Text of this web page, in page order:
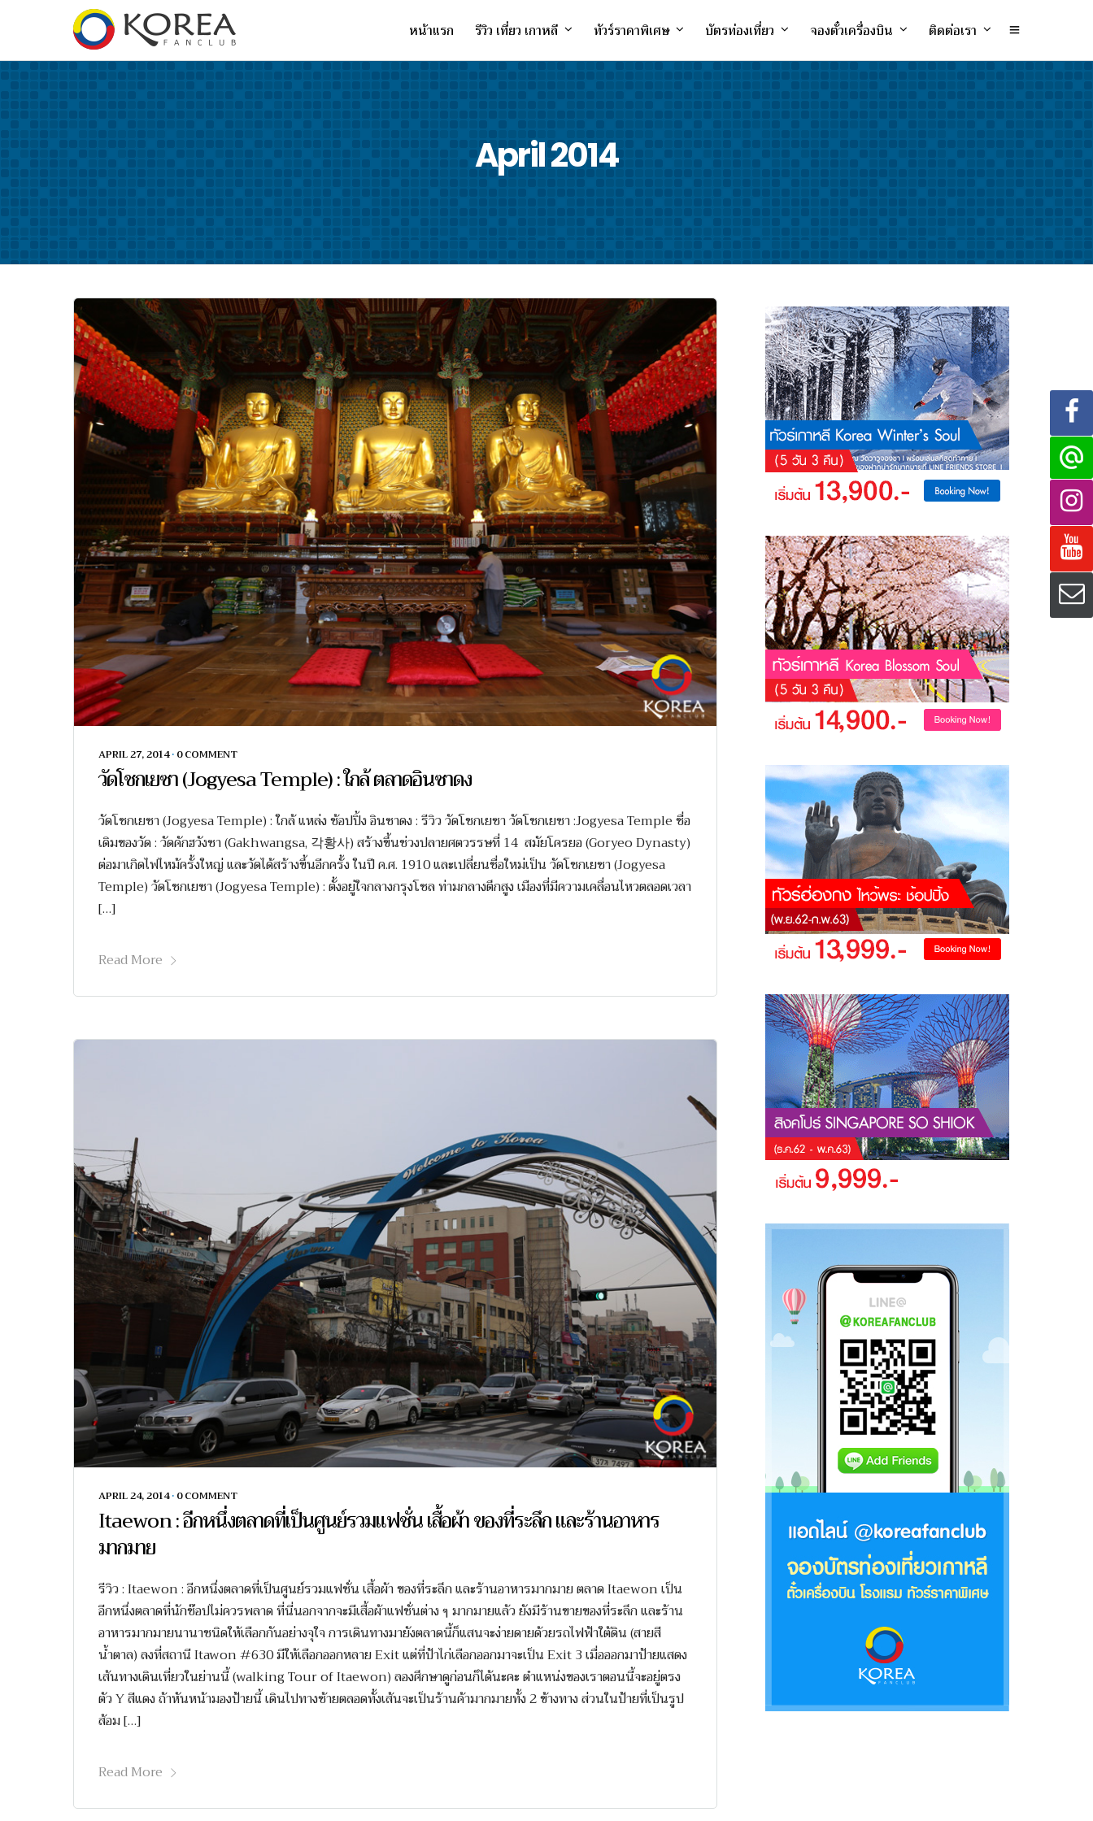
หน้าแรก รีวิว เที่ยว เกาหลี ทัวร์ราคาพิเศษ บัตรท่องเที่ยว จองตั๋วเครื่องบิน ติดต่อเรา
April 2014
APRIL 27, 2014 • 0 COMMENT
วัดโชกเยซา (Jogyesa Temple) : ใกล้ ตลาดอินซาดง
วัดโชกเยซา (Jogyesa Temple) : ใกล้ แหล่ง ช้อปปิ้ง อินซาดง : รีวิว วัดโชกเยซา วัดโชกเยซา :Jogyesa Temple ชื่อ
เดิมของวัด : วัดคักฮวังซา (Gakhwangsa, 각황사) สร้างขึ้นช่วงปลายศตวรรษที่ 14 สมัยโครยอ (Goryeo Dynasty)
ต่อมาเกิดไฟไหม้ครั้งใหญ่ และวัดได้สร้างขึ้นอีกครั้ง ในปี ค.ศ. 1910 และเปลี่ยนชื่อใหม่เป็น วัดโชกเยซา (Jogyesa
Temple) วัดโชกเยซา (Jogyesa Temple) : ตั้งอยู่ใจกลางกรุงโซล ท่ามกลางตึกสูง เมืองที่มีความเคลื่อนไหวตลอดเวลา
[…]
Read More
APRIL 24, 2014 • 0 COMMENT
Itaewon : อีกหนึ่งตลาดที่เป็นศูนย์รวมแฟชั่น เสื้อผ้า ของที่ระลึก และร้านอาหาร
มากมาย
รีวิว : Itaewon : อีกหนึ่งตลาดที่เป็นศูนย์รวมแฟชั่น เสื้อผ้า ของที่ระลึก และร้านอาหารมากมาย ตลาด Itaewon เป็น
อีกหนึ่งตลาดที่นักช๊อปไม่ควรพลาด ที่นี่นอกจากจะมีเสื้อผ้าแฟชั่นต่าง ๆ มากมายแล้ว ยังมีร้านขายของที่ระลึก และร้าน
อาหารมากมายนานาชนิดให้เลือกกันอย่างจุใจ การเดินทางมายังตลาดนี้ก็แสนจะง่ายดายด้วยรถไฟฟ้าใต้ดิน (สายสี
น้ำตาล) ลงที่สถานี Itawon #630 มีให้เลือกออกหลาย Exit แต่ที่ป้าไก่เลือกออกมาจะเป็น Exit 3 เมื่อออกมาป้ายแสดง
เส้นทางเดินเที่ยวในย่านนี้ (walking Tour of Itaewon) ลองศึกษาดูก่อนก็ได้นะคะ ตำแหน่งของเราตอนนี้จะอยู่ตรง
ตัว Y สีแดง ถ้าหันหน้ามองป้ายนี้ เดินไปทางซ้ายตลอดทั้งเส้นจะเป็นร้านค้ามากมายทั้ง 2 ข้างทาง ส่วนในป้ายที่เป็นรูป
ส้อม […]
Read More